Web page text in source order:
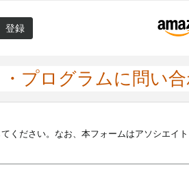
登録
プログラムに問い
ください。なお、本フォームはアソシエイ